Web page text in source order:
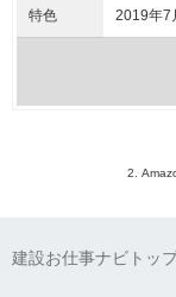
特色 2019年7
2.
建設お仕事ナビトッ